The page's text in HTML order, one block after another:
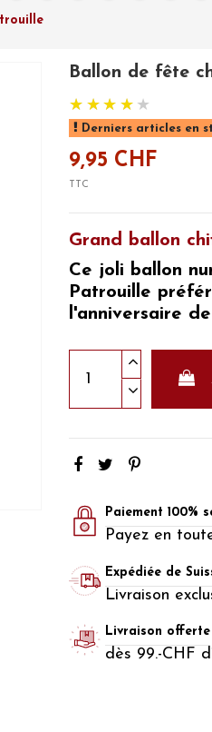
Ballon de fête
Derniers articles en
9,95 CHF
TTC
Grand ballon
Ce joli ballon
Patrouille
l'anniversaire
Paiement 100%
Payez en
Expédiée de
Livraison
Livraison offerte
dès 99.-CHF